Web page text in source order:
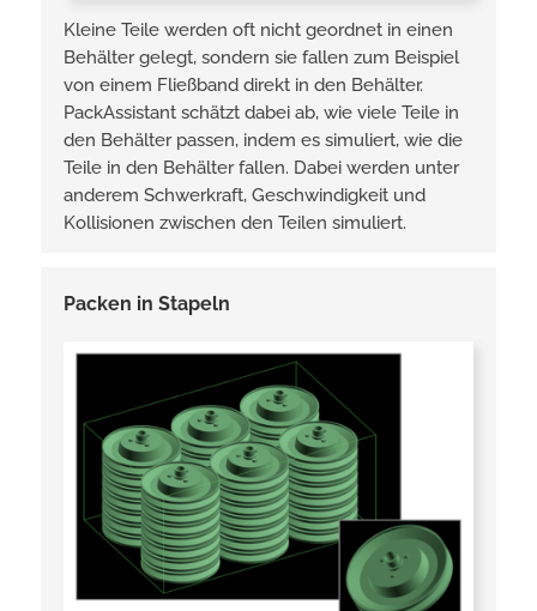
Kleine Teile werden oft nicht geordnet in einen
Behälter gelegt, sondern sie fallen zum Beispiel
von einem Fließband direkt in den Behälter.
PackAssistant schätzt dabei ab, wie viele Teile in
den Behälter passen, indem es simuliert, wie die
Teile in den Behälter fallen. Dabei werden unter
anderem Schwerkraft, Geschwindigkeit und
Kollisionen zwischen den Teilen simuliert.
Packen in Stapeln